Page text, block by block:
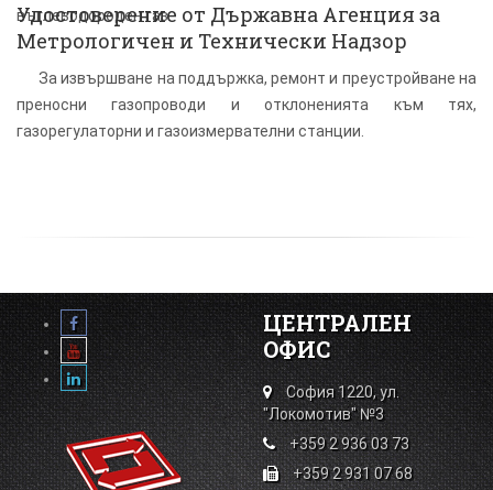
въглеводороден газ.
Удостоверение от Държавна Агенция за
Метрологичен и Технически Надзор
За извършване на поддържка, ремонт и преустройване на
преносни газопроводи и отклоненията към тях,
газорегулаторни и газоизмервателни станции.
ЦЕНТРАЛЕН
ОФИС
София 1220, ул.
"Локомотив" №3
+359 2 936 03 73
+359 2 931 07 68